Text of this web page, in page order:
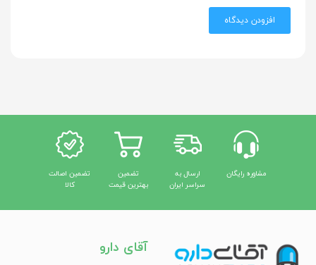
افزودن دیدگاه
مشاوره رایگان
ارسال به
سراسر ایران
تضمین
بهترین قیمت
تضمین اصالت
کالا
آقای دارو